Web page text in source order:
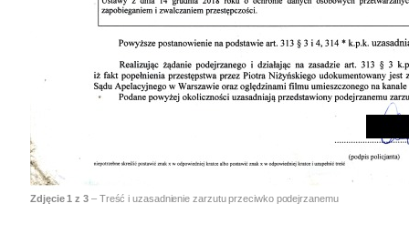
Zdjęcie1 z 3– Treść i uzasadnienie zarzutu przeciwko podejrzanemu